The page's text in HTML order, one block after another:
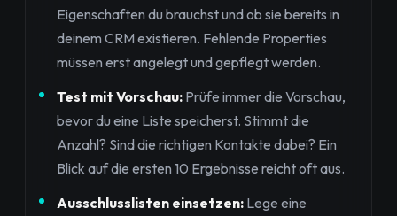
Eigenschaften du brauchst und ob sie bereits in
deinem CRM existieren. Fehlende Properties
müssen erst angelegt und gepflegt werden.
Test mit Vorschau: Prüfe immer die Vorschau,
bevor du eine Liste speicherst. Stimmt die
Anzahl? Sind die richtigen Kontakte dabei? Ein
Blick auf die ersten 10 Ergebnisse reicht oft aus.
Ausschlusslisten einsetzen: Lege eine